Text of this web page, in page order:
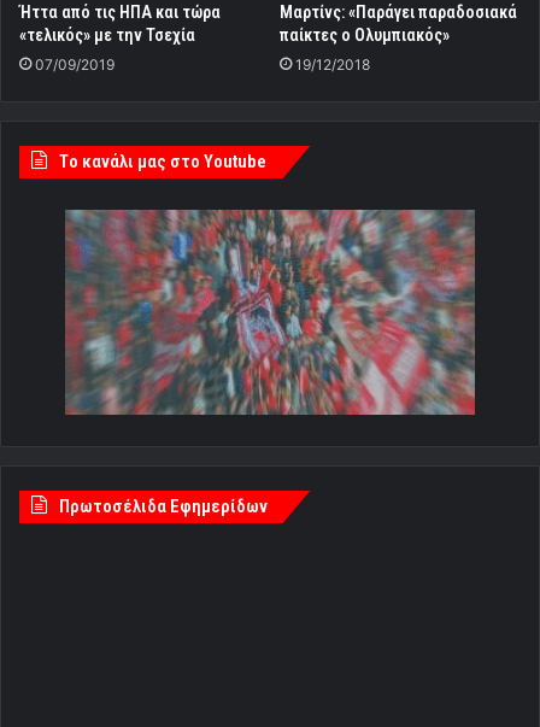
Ήττα από τις ΗΠΑ και τώρα
«τελικός» με την Τσεχία
07/09/2019
Μαρτίνς: «Παράγει παραδοσιακά
παίκτες ο Ολυμπιακός»
19/12/2018
Tο κανάλι μας στο Youtube
Πρωτοσέλιδα Εφημερίδων